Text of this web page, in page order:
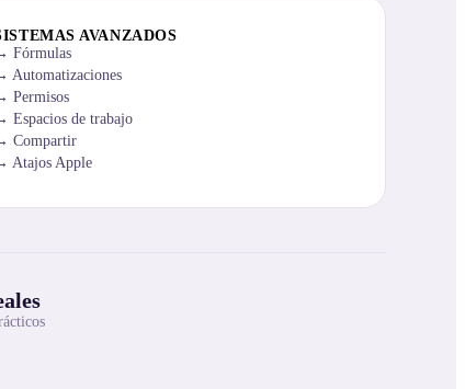
AVANZADOS
Fórmulas
Automatizaciones
Permisos
Espacios de trabajo
Compartir
Atajos Apple